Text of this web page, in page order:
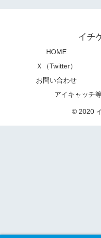
イチ
HOME
Ｘ（Twitter）
お問い合わせ
アイキャッチ
© 2020